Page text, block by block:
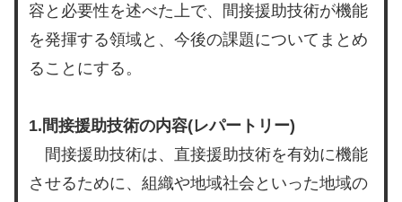
容と必要性を述べた上で、間接援助技術が機能
を発揮する領域と、今後の課題についてまとめ
ることにする。
1.間接援助技術の内容(レパートリー)
間接援助技術は、直接援助技術を有効に機能
させるために、組織や地域社会といった地域の